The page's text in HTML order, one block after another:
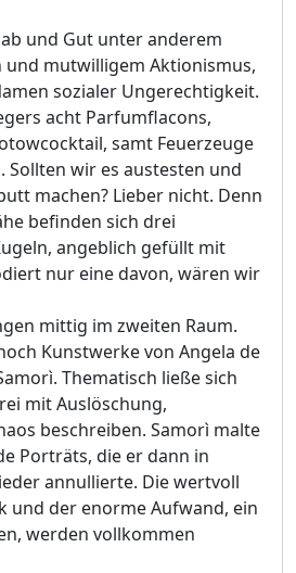
und Gut unter anderem
und mutwilligem Aktionismus,
sozialer Ungerechtigkeit.
acht Parfumflacons,
samt Feuerzeuge
Sollten wir es austesten und
machen? Lieber nicht. Denn
befinden sich drei
angeblich gefüllt mit
nur eine davon, wären wir
mittig im zweiten Raum.
Kunstwerke von Angela de
Thematisch ließe sich
mit Auslöschung,
beschreiben. Samorì malte
Porträts, die er dann in
annullierte. Die wertvoll
und der enorme Aufwand, ein
werden vollkommen